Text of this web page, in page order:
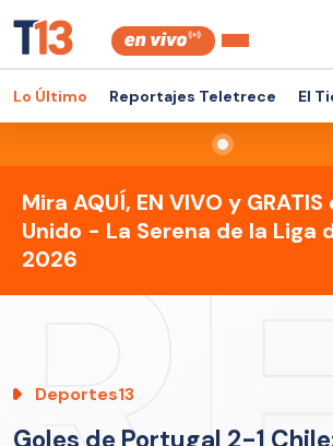
Lo Último Reportajes Teletrece El
Mira AQUÍ, EN VIVO y
Unido - La Serena de la Liga
2026
Deportes13